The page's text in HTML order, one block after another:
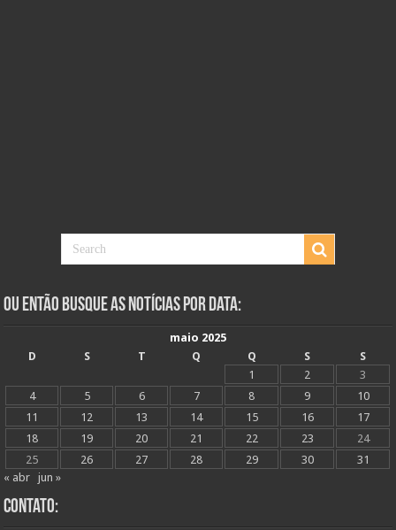
Ou Então Busque as Notícias Por Data:
maio 2025
D
S T Q Q S
S
1
2
3
4
5 6 7 8 9
10
11
12 13 14 15 16
17
18
19 20 21 22 23
24
25
26 27 28 29 30
31
« abr
jun »
Contato: